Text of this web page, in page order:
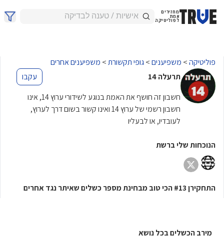
מחזירים
אמת
לפוליטיקה
פוליטיקה> משפיענים>גופי תקשורת> משפיענים אחרים
תרעלה 14
עקבו
חשבון זה חושף את האמת בנוגע לשידורי ערוץ 14, אינו
חשבון רשמי של ערוץ 14 ואינו קשור בשום דרך לערוץ,
לעובדיו, או לבעליו
הנוכחות שלי ברשת
התחקירן #13 הכי טוב מבחינת מספר כשלים שאיתר נגד אחרים
מירב הכשלים בכל נושא